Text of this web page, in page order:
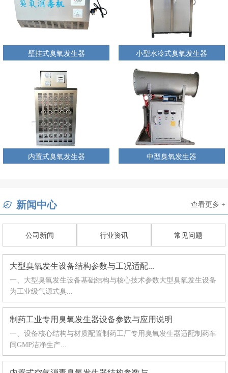
壁挂式臭氧发生器 小型水冷式臭氧发生器
内置式臭氧发生器 中型臭氧发生器
新闻中心 查看更多 +
公司新闻 行业资讯 常见问题
大型臭氧发生设备结构参数与工况适配...
一、大型臭氧发生设备基础结构与核心技术参数大型臭氧发生设备
为工业级气源式臭...
制药工业专用臭氧发生器设备参数与应用说明
一、设备核心结构与材质配置制药工厂专用臭氧发生器适配制药车
间GMP洁净生产...